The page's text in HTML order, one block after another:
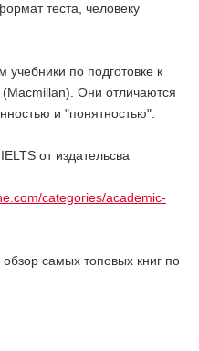
теста, человеку
по подготовке к
Они отличаются
и "понятностью".
от издательсва
categories/academic-
самых топовых книг по